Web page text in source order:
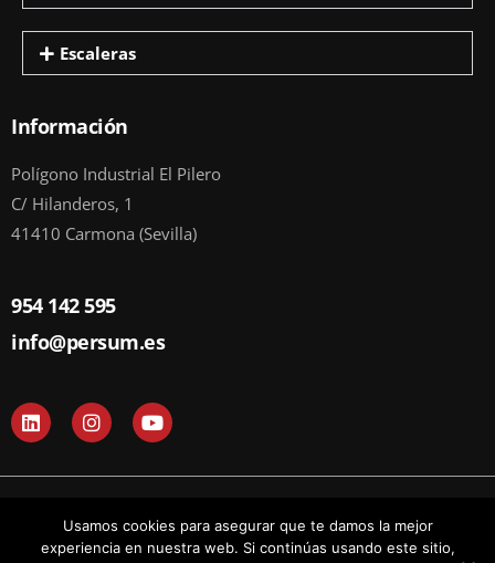
Escaleras
Información
Polígono Industrial El Pilero
C/ Hilanderos, 1
41410 Carmona (Sevilla)
954 142 595
info@persum.es
L
i
n
k
n
I
n
s
t
r
a
Y
o
u
t
e
© Todos los derechos reservados 2024 I PERSUM
Usamos cookies para asegurar que te damos la mejor
experiencia en nuestra web. Si continúas usando este sitio,